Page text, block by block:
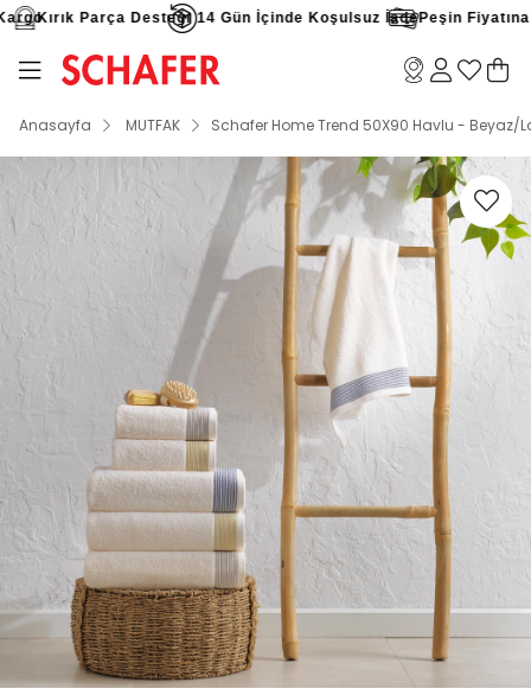
Kırık Parça Desteği 14 Gün İçinde Koşulsuz İadePeşin Fiyatına 9
Anasayfa MUTFAK Schafer Home Trend 50X90 Havlu - Beyaz/